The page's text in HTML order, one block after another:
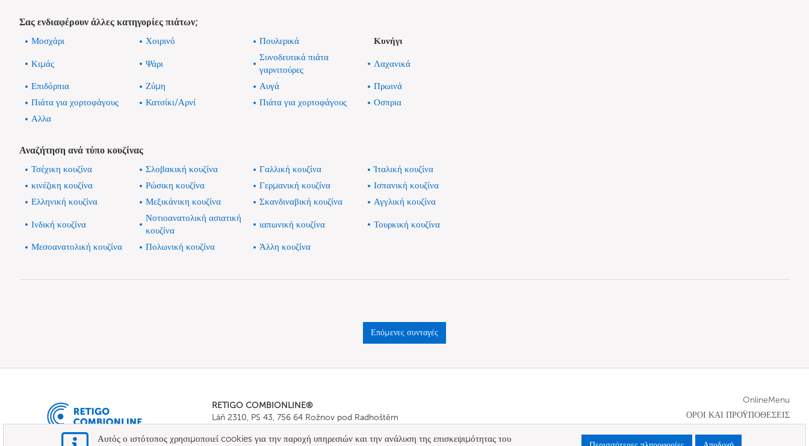
Σας ενδιαφέρουν άλλες κατηγορίες πιάτων;
Μοσχάρι Χοιρινό Πουλερικά Κυνήγι
Κιμάς Ψάρι
Συνοδευτικά πιάτα
γαρνιτούρες
Λαχανικά
Επιδόρπια Ζύμη Αυγά
Πρωινά
Πιάτα για χορτοφάγους
Κατσίκι/Αρνί Πιάτα για χορτοφάγους
Οσπρια
Αλλα
Αναζήτηση ανά τύπο κουζίνας
Τσέχικη κουζίνα Σλοβακική κουζίνα Γαλλική κουζίνα
Ίταλική κουζίνα
κινέζικη κουζίνα
Ρώσικη κουζίνα Γερμανική κουζίνα
Ισπανική κουζίνα
Ελληνική κουζίνα
Μεξικάνικη κουζίνα Σκανδιναβική κουζίνα Αγγλική κουζίνα
Ινδική κουζίνα
Νοτιοανατολική ασιατική
κουζίνα
ιαπωνική κουζίνα Τουρκική κουζίνα
Μεσοανατολική κουζίνα Πολωνική κουζίνα Άλλη κουζίνα
Επόμενες συνταγές
RETIGO COMBIONLINE®
Láň 2310, PS 43, 756 64 Rožnov pod Radhoštěm
E-mail:info@combionline.com
OnlineMenu
ΟΡΟΙ ΚΑΙ ΠΡΟΫΠΟΘΕΣΕΙΣ
Αυτός ο ιστότοπος χρησιμοποιεί cookies για την παροχή υπηρεσιών και την ανάλυση της επισκεψιμότητας του